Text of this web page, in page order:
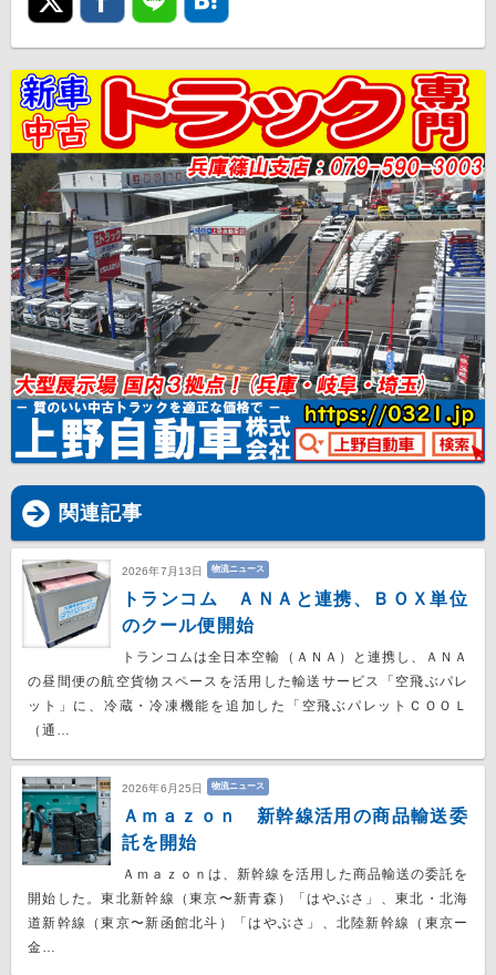
関連記事
2026年7月13日 物流ニュース
トランコム ＡＮＡと連携、ＢＯＸ単位
のクール便開始
トランコムは全日本空輸（ＡＮＡ）と連携し、ＡＮＡ
の昼間便の航空貨物スペースを活用した輸送サービス「空飛ぶパレ
ット」に、冷蔵・冷凍機能を追加した「空飛ぶパレットＣＯＯＬ
（通…
2026年6月25日 物流ニュース
Ａｍａｚｏｎ 新幹線活用の商品輸送委
託を開始
Ａｍａｚｏｎは、新幹線を活用した商品輸送の委託を
開始した。東北新幹線（東京〜新青森）「はやぶさ」、東北・北海
道新幹線（東京〜新函館北斗）「はやぶさ」、北陸新幹線（東京ー
金…